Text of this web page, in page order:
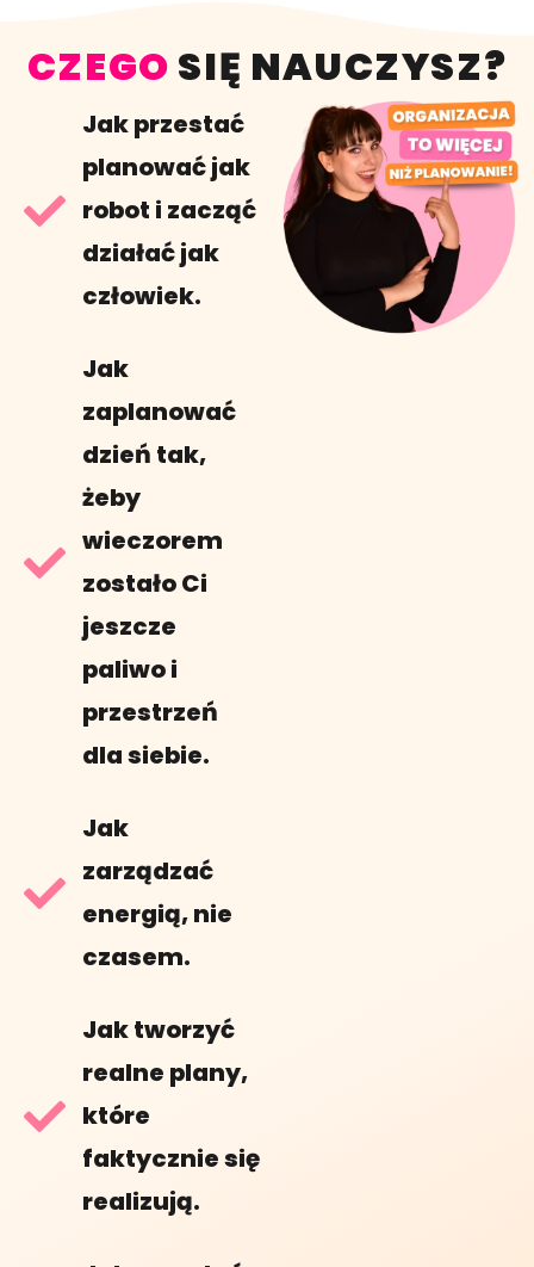
CZEGO SIĘ NAUCZYSZ?
Jak przestać
planować jak
robot i zacząć
działać jak
człowiek.
Jak
zaplanować
dzień tak,
żeby
wieczorem
zostało Ci
jeszcze
paliwo i
przestrzeń
dla siebie.
Jak
zarządzać
energią, nie
czasem.
Jak tworzyć
realne plany,
które
faktycznie się
realizują.